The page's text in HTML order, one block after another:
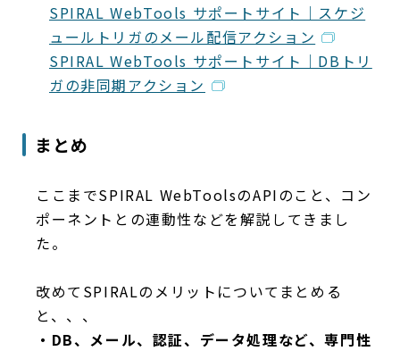
SPIRAL WebTools サポートサイト｜スケジ
ュールトリガのメール配信アクション
SPIRAL WebTools サポートサイト｜DBトリ
ガの非同期アクション
まとめ
ここまでSPIRAL WebToolsのAPIのこと、コン
ポーネントとの連動性などを解説してきまし
た。
改めてSPIRALのメリットについてまとめる
と、、、
・DB、メール、認証、データ処理など、専門性